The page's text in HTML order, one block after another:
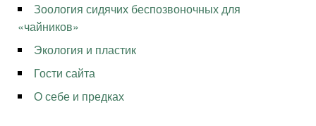
Зоология сидячих беспозвоночных для
«чайников»
Экология и пластик
Гости сайта
О себе и предках